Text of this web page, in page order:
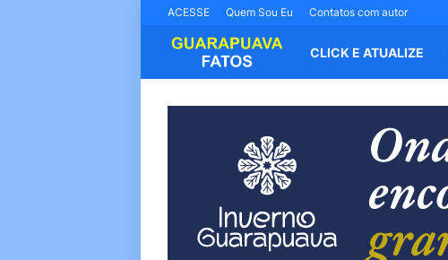
ACESSE Quem Sou Eu Contatos com autor
CLICK E ATUALIZE